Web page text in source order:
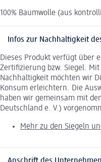
100% Baumwolle (aus
Infos zur Nachhaltigkeit
Dieses Produkt verfügt über
Zertifizierung bzw. Siegel.
Nachhaltigkeit möchten wir
Konsum erleichtern. Die
haben wir gemeinsam mit
Deutschland e. V.)
Mehr zu den Siegeln